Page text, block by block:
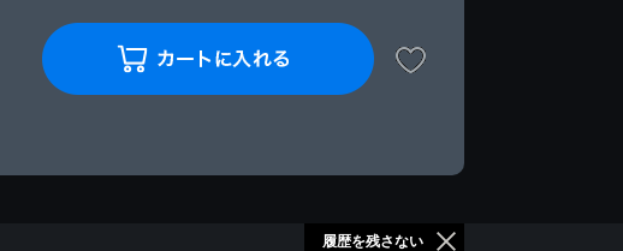
履歴を残さない